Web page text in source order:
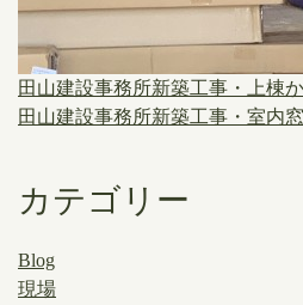
田山建設事務所新築工事・上棟
田山建設事務所新築工事・室内
カテゴリー
Blog
現場